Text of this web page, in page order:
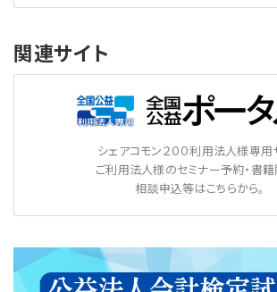
関連サイト
シェアコモン２００利用法人様専用
ご利用法人様のセミナー予約・書籍
相談申込等はこちらから。